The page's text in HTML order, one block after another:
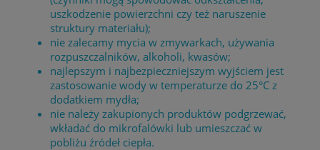
uszkodzenie powierzchni czy też naruszenie
struktury materiału);
nie zalecamy mycia w zmywarkach, używania
rozpuszczalników, alkoholi, kwasów;
najlepszym i najbezpieczniejszym wyjściem jest
zastosowanie wody w temperaturze do 25°C z
dodatkiem mydła;
nie należy zakupionych produktów podgrzewać,
wkładać do mikrofalówki lub umieszczać w
pobliżu źródeł ciepła.